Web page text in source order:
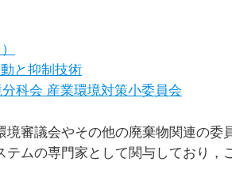
と抑制技術
科会 産業環境対策小委員会
境審議会やその他の廃棄物関連の
ムの専門家として関与しており，